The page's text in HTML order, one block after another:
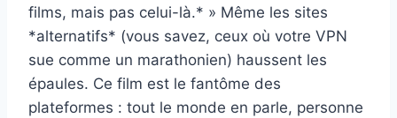
films, mais pas celui-là.* » Même les sites
*alternatifs* (vous savez, ceux où votre VPN
sue comme un marathonien) haussent les
épaules. Ce film est le fantôme des
plateformes : tout le monde en parle, personne